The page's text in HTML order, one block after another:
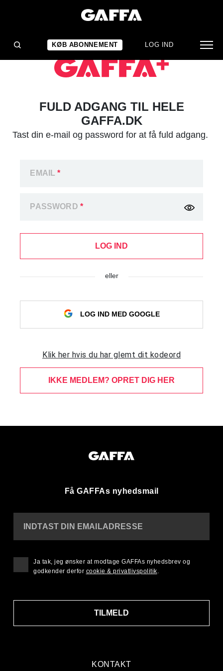
KØB ABONNEMENT LOG IND
FULD ADGANG TIL HELE
GAFFA.DK
Tast din e-mail og password for at få fuld adgang.
EMAIL*
PASSWORD *
LOG IND
eller
LOG IND MED GOOGLE
Klik her hvis du har glemt dit kodeord
IKKE MEDLEM? OPRET DIG HER
Få GAFFAs nyhedsmail
KONTAKT
INDTAST DIN EMAILADRESSE
TILMELD
Ja tak, jeg ønsker at modtage GAFFAs nyhedsbrev og
godkender derfor cookie & privatlivspolitik